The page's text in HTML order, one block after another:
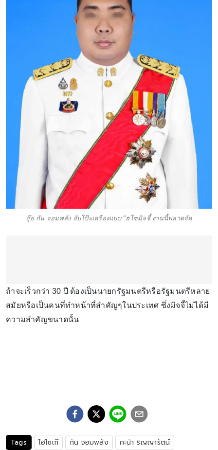
อุ๊ย กัน จอมพลัง จับโป๊ะเครื่องแบบ "ฮโซมิจจี้ งานนี้พลาดจัด
ถ้าจะเร็วกว่า 30 ปี ต้องเป็นนายกรัฐมนตรีหรือรัฐมนตรีหลาย
สมัยหรือเป็นคนที่ทำหน้าที่สำคัญๆในประเทศ ซึ่งมิจจี้ไม่ได้มี
ความสำคัญขนาดนั้น
Tags ไฮโซเก๊ กัน จอมพลัง
คะน้า ริญญารัตน์